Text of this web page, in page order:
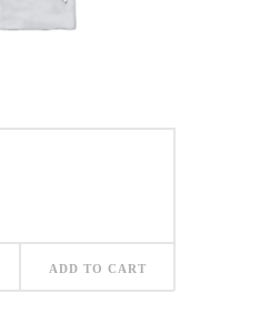
ADD TO CART